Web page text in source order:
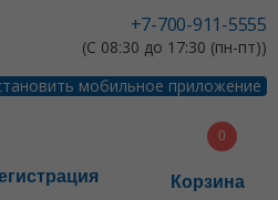
+7-700-911-5555
(С 08:30 до 17:30 (пн-пт))
мобильное приложение
Корзина